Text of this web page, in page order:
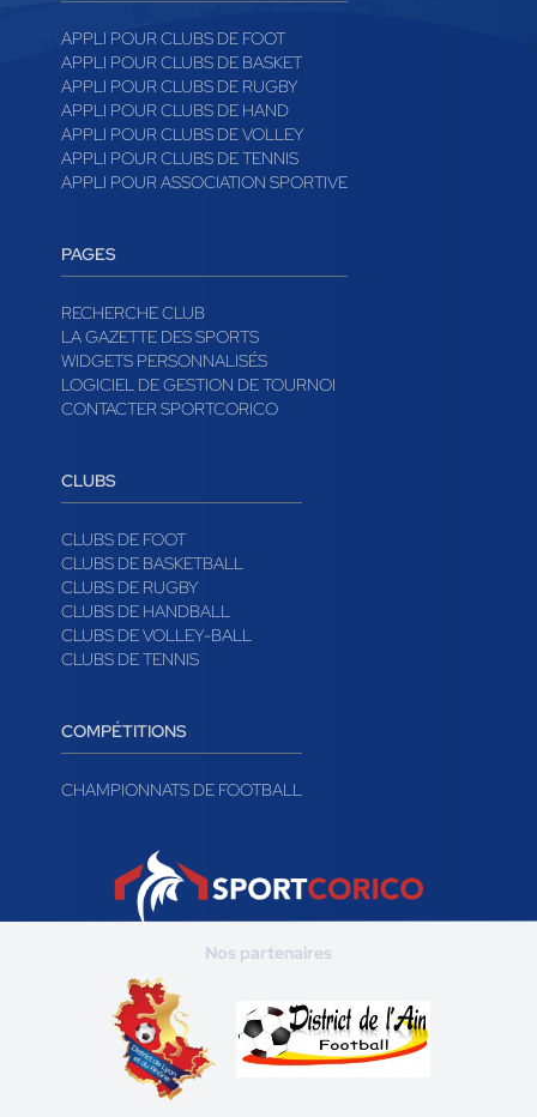
APPLI POUR CLUBS DE FOOT
APPLI POUR CLUBS DE BASKET
APPLI POUR CLUBS DE RUGBY
APPLI POUR CLUBS DE HAND
APPLI POUR CLUBS DE VOLLEY
APPLI POUR CLUBS DE TENNIS
APPLI POUR ASSOCIATION SPORTIVE
PAGES
RECHERCHE CLUB
LA GAZETTE DES SPORTS
WIDGETS PERSONNALISÉS
LOGICIEL DE GESTION DE TOURNOI
CONTACTER SPORTCORICO
CLUBS
CLUBS DE FOOT
CLUBS DE BASKETBALL
CLUBS DE RUGBY
CLUBS DE HANDBALL
CLUBS DE VOLLEY-BALL
CLUBS DE TENNIS
COMPÉTITIONS
CHAMPIONNATS DE FOOTBALL
Nos partenaires